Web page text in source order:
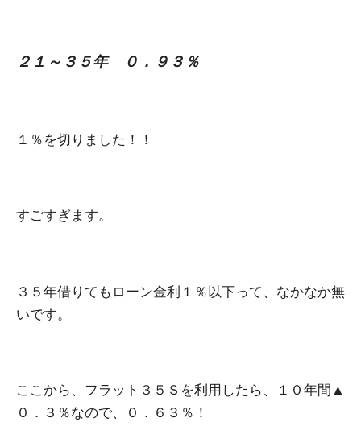
２１～３５年 ０．９３％
１％を切りました！！
すごすぎます。
３５年借りてもローン金利１％以下って、なかなか無
いです。
ここから、フラット３５Ｓを利用したら、１０年間▲
０．３％なので、０．６３％！